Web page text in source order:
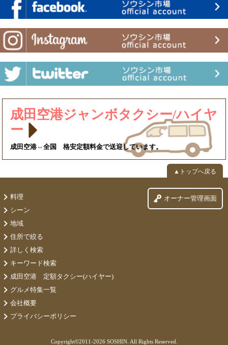
成田空港ジャンボタクシー/ハイヤ
ー
成田空港⇔全国 格安定額料金で送迎しています。
▲トップへ戻る
料理
シーン
地域
住所で絞る
詳しく検索
キーワード検索
成田空港 定額タクシー(ハイヤー)
グルメ特集一覧
会社概要
プライバシーポリシー
オーナー管理画面
Copyright©2011-2026 SOSHIN. All Rights Reserved.